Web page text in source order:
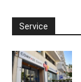
Service